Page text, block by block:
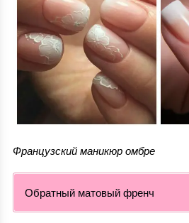
Французский маникюр омбре
Обратный матовый френч